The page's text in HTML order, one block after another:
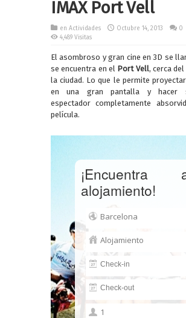
IMAX Port Vell
en Actividades Octubre 14, 2013
0
4,489 Visitas
El asombroso y gran cine en 3D se
se encuentra en el Port Vell, cerca
la ciudad. Lo que le permite
en una gran pantalla y hacer
espectador completamente
película.
alojamiento!